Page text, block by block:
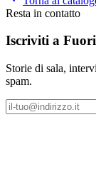
Resta in contatto
Iscriviti a
Storie di sala,
spam.